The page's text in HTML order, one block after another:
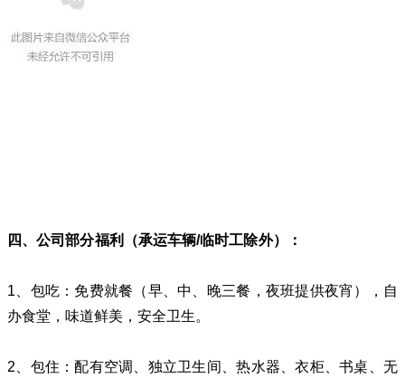
四、公司部分福利（承运车辆/临时工除外）：
1、包吃：免费就餐（早、中、晚三餐，夜班提供夜宵），自
办食堂，味道鲜美，安全卫生。
2、包住：配有空调、独立卫生间、热水器、衣柜、书桌、无